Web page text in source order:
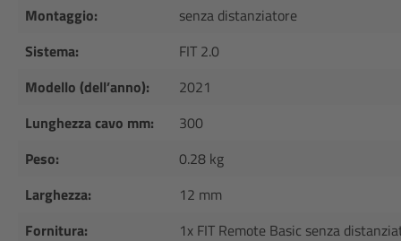
Montaggio:
senza distanziatore
Sistema:
FIT 2.0
Modello (dell’anno):
2021
Lunghezza cavo mm:
300
Peso:
0.28 kg
Larghezza:
12 mm
Fornitura:
1x FIT Remote Basic senza